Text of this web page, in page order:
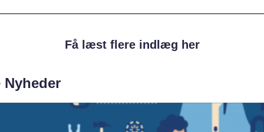
Få læst flere indlæg her
Nyheder